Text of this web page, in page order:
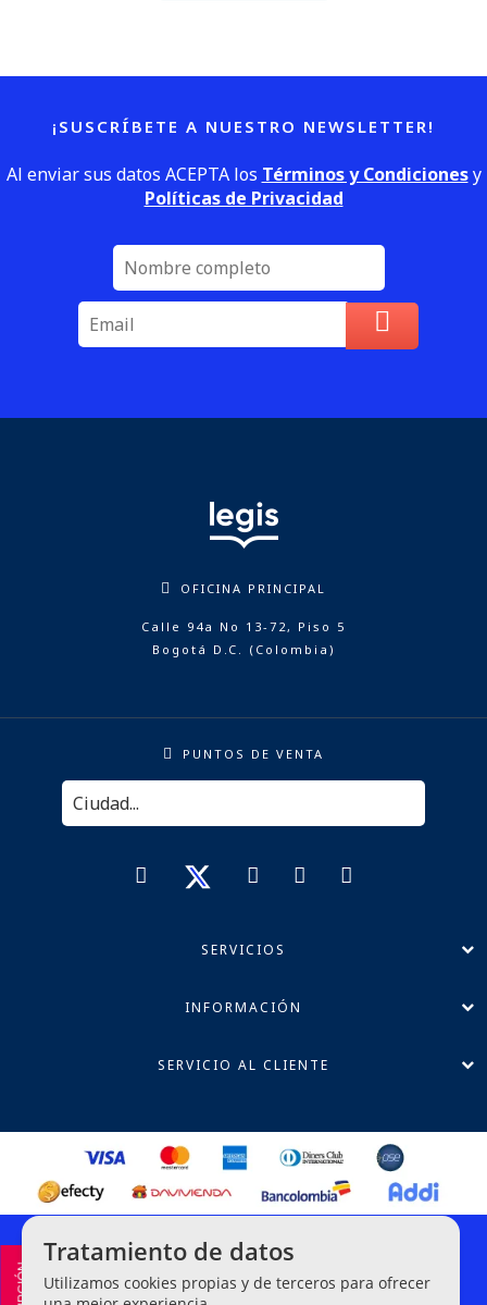
¡SUSCRÍBETE A NUESTRO NEWSLETTER!
Al enviar sus datos ACEPTA los Términos y Condicionesy
Políticas de Privacidad
OFICINA PRINCIPAL
Calle 94a No 13-72, Piso 5
Bogotá D.C. (Colombia)
PUNTOS DE VENTA
SERVICIOS
INFORMACIÓN
SERVICIO AL CLIENTE
Política de Privacidad
Línea Ética de Denuncias
Tratamiento de datos
Utilizamos cookies propias y de terceros para ofrecer